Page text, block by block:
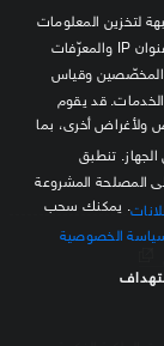
لتخزين المعلومات
على جهازك والوصول إليها ومعالجة البيانات الشخصية مثل عنوان IP والمعرّفات
المخصّصين وقياس
قد يقوم
ولأغراض أخرى، بما
تنطبق
المصلحة المشروعة
. يمكنك سحب
الخصوصية